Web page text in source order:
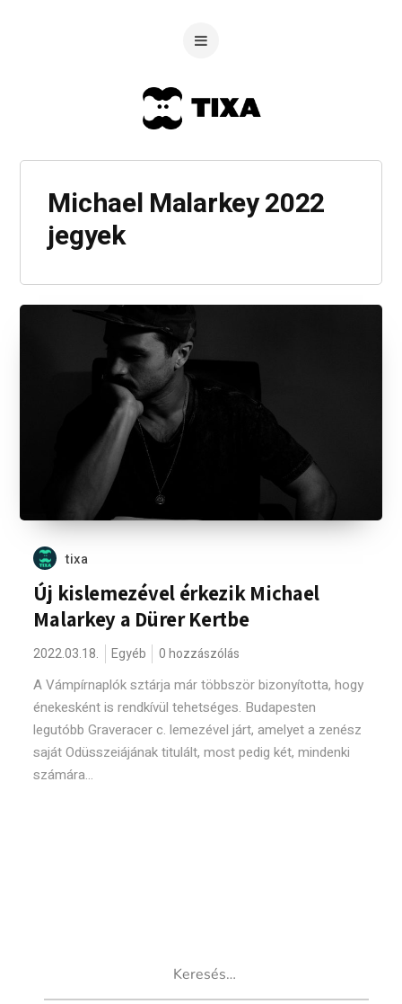
Michael Malarkey 2022
jegyek
tixa
Új kislemezével érkezik Michael
Malarkey a Dürer Kertbe
2022.03.18. Egyéb 0 hozzászólás
A Vámpírnaplók sztárja már többször bizonyította, hogy
énekesként is rendkívül tehetséges. Budapesten
legutóbb Graveracer c. lemezével járt, amelyet a zenész
saját Odüsszeiájának titulált, most pedig két, mindenki
számára...